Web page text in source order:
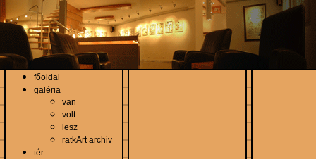
főoldal
galéria
van
volt
lesz
ratkArt archiv
tér